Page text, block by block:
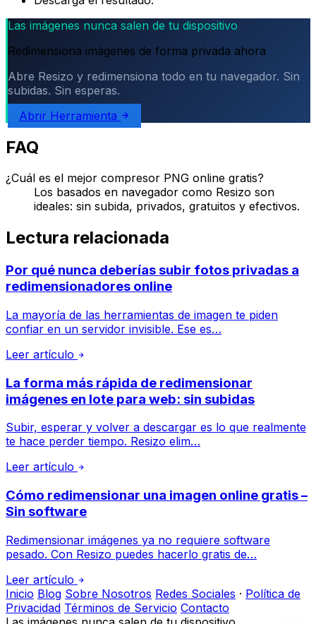
Las imágenes nunca salen de tu dispositivo
Redimensiona imágenes de forma privada ahora
Abre Resizo y redimensiona todo en tu navegador. Sin
subidas. Sin esperas.
Abrir Herramienta
FAQ
¿Cuál es el mejor compresor PNG online gratis?
Los basados en navegador como Resizo son
ideales: sin subida, privados, gratuitos y efectivos.
Lectura relacionada
Por qué nunca deberías subir fotos privadas a
redimensionadores online
La mayoría de las herramientas de imagen te piden
confiar en un servidor invisible. Ese es…
Leer artículo
La forma más rápida de redimensionar
imágenes en lote para web: sin subidas
Subir, esperar y volver a descargar es lo que realmente
te hace perder tiempo. Resizo elim…
Leer artículo
Cómo redimensionar una imagen online gratis –
Sin software
Redimensionar imágenes ya no requiere software
pesado. Con Resizo puedes hacerlo gratis de…
Leer artículo
Inicio Blog Sobre Nosotros Redes Sociales · Política de
Privacidad Términos de Servicio Contacto